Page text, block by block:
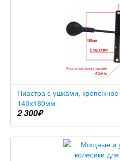
Пиастра с ушками,
140х180мм
2 300₽